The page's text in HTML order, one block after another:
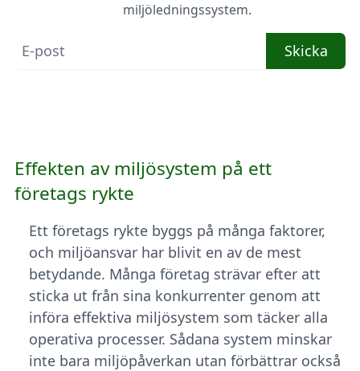
miljöledningssystem.
Skicka
Effekten av miljösystem på ett
företags rykte
Ett företags rykte byggs på många faktorer,
och miljöansvar har blivit en av de mest
betydande. Många företag strävar efter att
sticka ut från sina konkurrenter genom att
införa effektiva miljösystem som täcker alla
operativa processer. Sådana system minskar
inte bara miljöpåverkan utan förbättrar också